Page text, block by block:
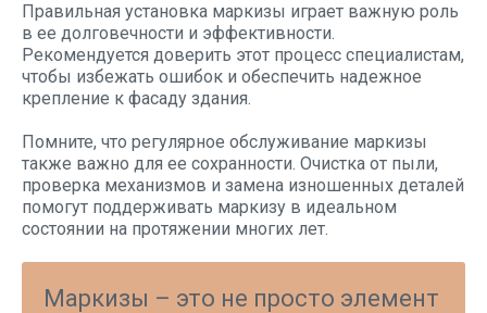
Правильная установка маркизы играет важную роль
в ее долговечности и эффективности.
Рекомендуется доверить этот процесс специалистам,
чтобы избежать ошибок и обеспечить надежное
крепление к фасаду здания.
Помните, что регулярное обслуживание маркизы
также важно для ее сохранности. Очистка от пыли,
проверка механизмов и замена изношенных деталей
помогут поддерживать маркизу в идеальном
состоянии на протяжении многих лет.
Маркизы – это не просто элемент